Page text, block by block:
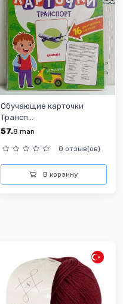
Обучающие карточки
Трансп...
57.8 man
0 отзыв(ов)
В корзину